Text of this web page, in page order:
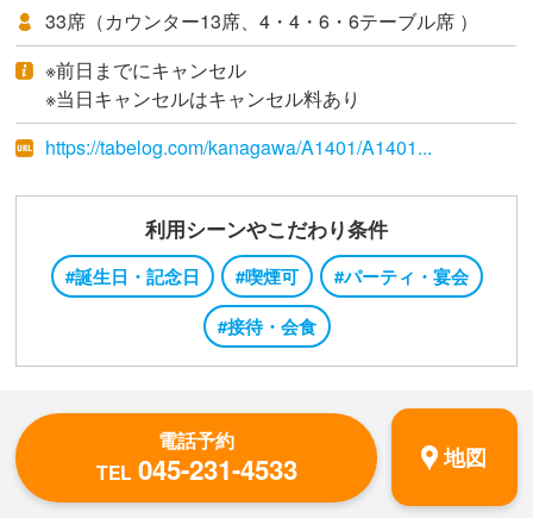
33席（カウンター13席、4・4・6・6テーブル席 ）
※前日までにキャンセル
※当日キャンセルはキャンセル料あり
https://tabelog.com/kanagawa/A1401/A1401...
利用シーンやこだわり条件
#誕生日・記念日 #喫煙可
#パーティ・宴会
#接待・会食
電話予約
TEL 045-231-4533 地図